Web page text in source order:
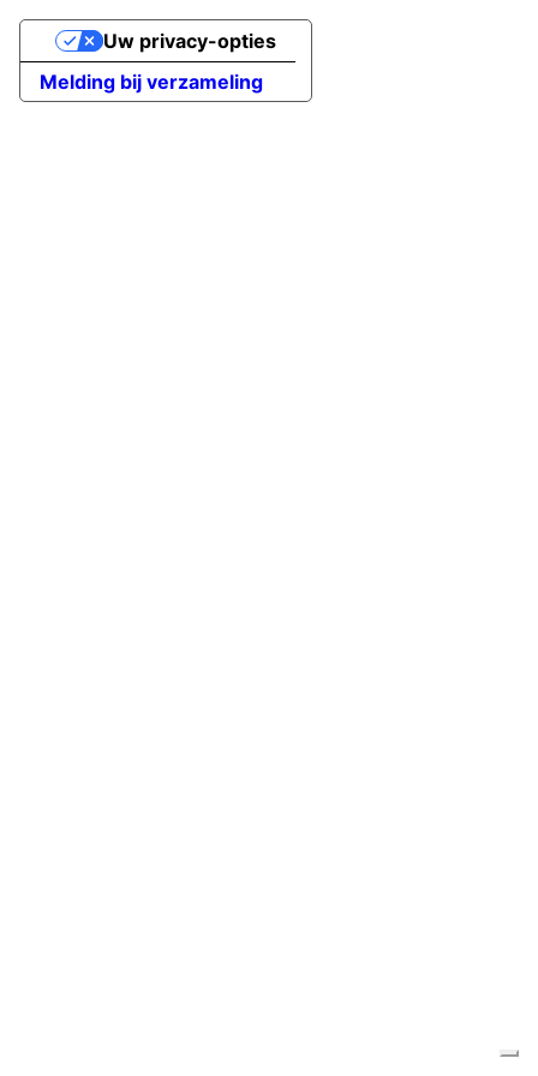
Melding bij verzameling
Uw privacy-opties